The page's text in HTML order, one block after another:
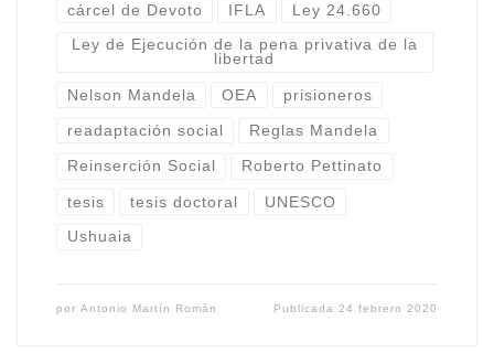
cárcel de Devoto IFLA Ley 24.660
Ley de Ejecución de la pena privativa de la
libertad
Nelson Mandela OEA prisioneros
readaptación social Reglas Mandela
Reinserción Social Roberto Pettinato
tesis tesis doctoral UNESCO
Ushuaia
por Antonio Martín Román Publicada24 febrero 2020